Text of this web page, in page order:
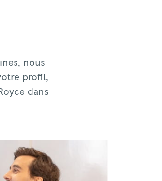
nous
profil,
dans